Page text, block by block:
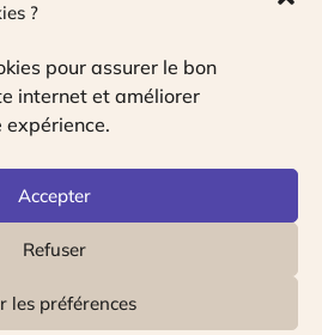
?
pour assurer le bon
internet et améliorer
Accepter
Refuser
les préférences